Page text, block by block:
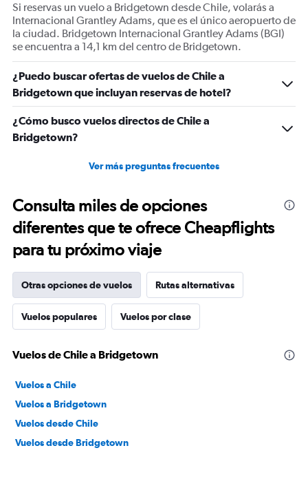
Si reservas un vuelo a Bridgetown desde Chile, volarás a
Internacional Grantley Adams, que es el único aeropuerto de
la ciudad. Bridgetown Internacional Grantley Adams (BGI)
se encuentra a 14,1 km del centro de Bridgetown.
¿Puedo buscar ofertas de vuelos de Chile a
Bridgetown que incluyan reservas de hotel?
¿Cómo busco vuelos directos de Chile a
Bridgetown?
Ver más preguntas frecuentes
Consulta miles de opciones
diferentes que te ofrece Cheapflights
para tu próximo viaje
Otras opciones de vuelos Rutas alternativas
Vuelos populares Vuelos por clase
Vuelos de Chile a Bridgetown
Vuelos a Chile
Vuelos a Bridgetown
Vuelos desde Chile
Vuelos desde Bridgetown